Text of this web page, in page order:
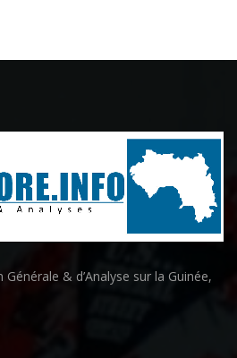
& d’Analyse sur la Guinée,